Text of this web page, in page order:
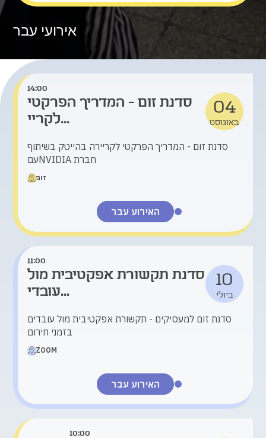
אירועי עבר
14:00
סדנת זום - המדריך הפרקטי
לקריי...
04
באוגוסט
סדנת זום - המדריך הפרקטי לקריירה בהייטק בשיתוף
עםNVIDIA חברת
זום
האירוע עבר
11:00
סדנת תקשורת אפקטיבית מול
עובדי...
10
ביולי
סדנת זום למעסיקים - תקשורת אפקטיבית מול עובדים
בזמני חירום
ZOOM
האירוע עבר
10:00